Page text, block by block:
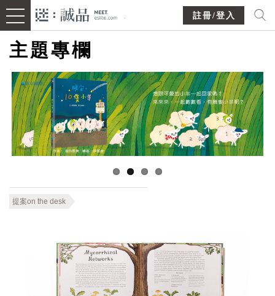
註冊/登入
主題專欄
提案on the desk